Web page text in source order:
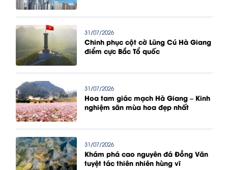
31/07/2026
Chinh phục cột cờ Lũng Cú Hà Giang
điểm cực Bắc Tổ quốc
31/07/2026
Hoa tam giác mạch Hà Giang – Kinh
nghiệm săn mùa hoa đẹp nhất
31/07/2026
Khám phá cao nguyên đá Đồng Văn
tuyệt tác thiên nhiên hùng vĩ